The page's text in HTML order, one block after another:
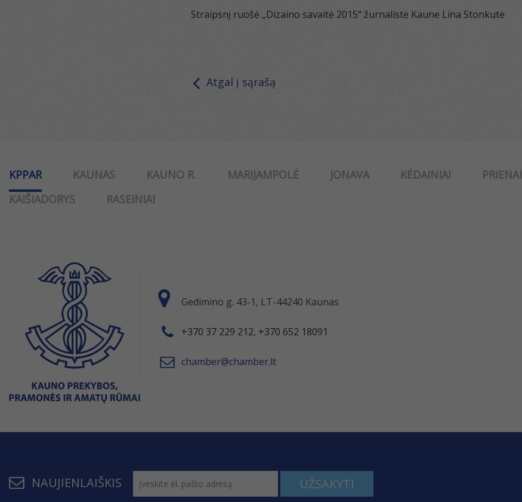
Straipsnį ruošė „Dizaino savaitė 2015“ žurnalistė Kaune Lina Stonkutė
Atgal į sąrašą
KPPAR KAUNAS KAUNO R. MARIJAMPOLĖ JONAVA KĖDAINIAI PRIENAI
KAIŠIADORYS
RASEINIAI
Gedimino g. 43-1, LT-44240 Kaunas
+370 37 229 212, +370 652 18091
chamber@chamber.lt
NAUJIENLAIŠKIS UŽSAKYTI